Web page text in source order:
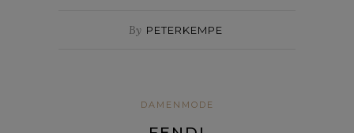
By PETERKEMPE
DAMENMODE